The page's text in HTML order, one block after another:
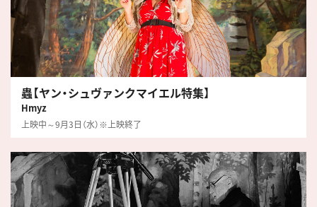
蟲【ヤン・シュヴァンクマイエル特集】
Hmyz
上映中～9月3日（水）※上映終了